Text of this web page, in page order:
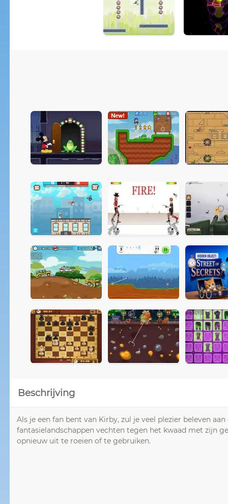
Beschrijving
Als je een fan bent van Kirby, zul je veel plezier beleven
fantasielandschappen vechten tegen het kwaad met zijn
opnieuw uit te roeien of te gebruiken.